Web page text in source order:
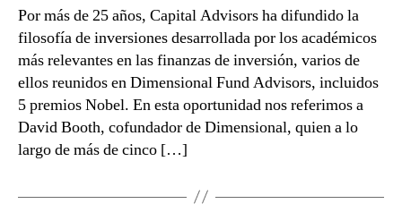
Por más de 25 años, Capital Advisors ha difundido la
filosofía de inversiones desarrollada por los académicos
más relevantes en las finanzas de inversión, varios de
ellos reunidos en Dimensional Fund Advisors, incluidos
5 premios Nobel. En esta oportunidad nos referimos a
David Booth, cofundador de Dimensional, quien a lo
largo de más de cinco […]